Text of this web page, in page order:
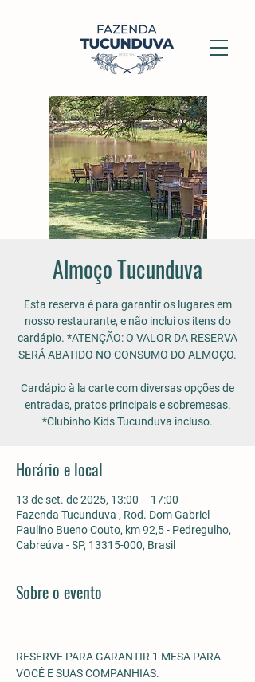
Almoço Tucunduva
Esta reserva é para garantir os lugares em
nosso restaurante, e não inclui os itens do
cardápio. *ATENÇÃO: O VALOR DA RESERVA
SERÁ ABATIDO NO CONSUMO DO ALMOÇO.
Cardápio à la carte com diversas opções de
entradas, pratos principais e sobremesas.
*Clubinho Kids Tucunduva incluso.
Horário e local
13 de set. de 2025, 13:00 – 17:00
Fazenda Tucunduva , Rod. Dom Gabriel
Paulino Bueno Couto, km 92,5 - Pedregulho,
Cabreúva - SP, 13315-000, Brasil
Sobre o evento
RESERVE PARA GARANTIR 1 MESA PARA
VOCÊ E SUAS COMPANHIAS.